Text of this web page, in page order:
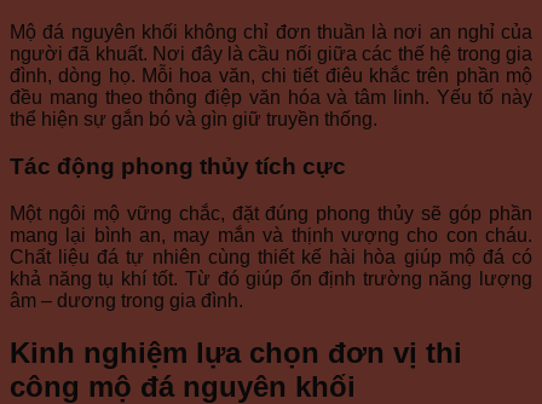
Mộ đá nguyên khối không chỉ đơn thuần là nơi an nghỉ của
người đã khuất. Nơi đây là cầu nối giữa các thế hệ trong gia
đình, dòng họ. Mỗi hoa văn, chi tiết điêu khắc trên phần mộ
đều mang theo thông điệp văn hóa và tâm linh. Yếu tố này
thể hiện sự gắn bó và gìn giữ truyền thống.
Tác động phong thủy tích cực
Một ngôi mộ vững chắc, đặt đúng phong thủy sẽ góp phần
mang lại bình an, may mắn và thịnh vượng cho con cháu.
Chất liệu đá tự nhiên cùng thiết kế hài hòa giúp mộ đá có
khả năng tụ khí tốt. Từ đó giúp ổn định trường năng lượng
âm – dương trong gia đình.
Kinh nghiệm lựa chọn đơn vị thi
công mộ đá nguyên khối